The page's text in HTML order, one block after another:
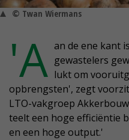
© Twan Wiermans
'A an de ene kant
gewastelers
lukt om
opbrengsten', zegt
LTO-vakgroep
teelt een hoge efficiëntie
en een hoge output.'